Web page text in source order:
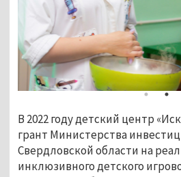
В 2022 году детский центр
грант Министерства
Свердловской области на
инклюзивного детского